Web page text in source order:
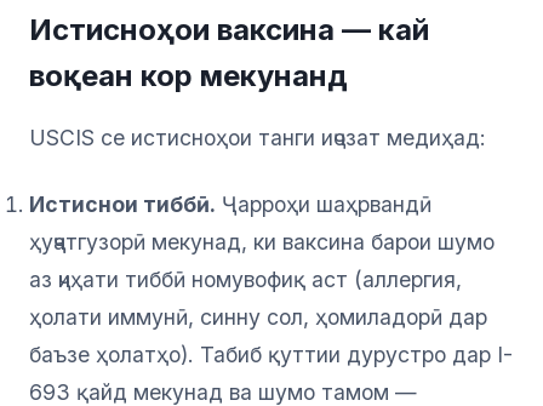
Истисноҳои ваксина — кай
воқеан кор мекунанд
USCIS се истисноҳои танги иҷозат медиҳад:
Истиснои тиббӣ. Ҷарроҳи шаҳрвандӣ
ҳуҷҷатгузорӣ мекунад, ки ваксина барои шумо
аз ҷиҳати тиббӣ номувофиқ аст (аллергия,
ҳолати иммунӣ, синну сол, ҳомиладорӣ дар
баъзе ҳолатҳо). Табиб қуттии дурустро дар I-
693 қайд мекунад ва шумо тамом —